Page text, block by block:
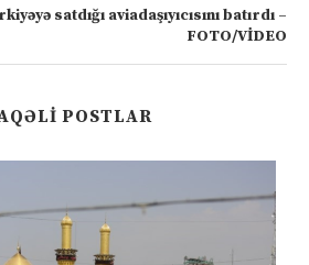
satdığı aviadaşıyıcısını batırdı –
FOTO/VİDEO
POSTLAR